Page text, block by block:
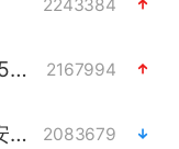
2243384
41岁女子为鼓励女儿考上985研究生 2167994
郑国霖回应去景区上班被保安拦下 2083679